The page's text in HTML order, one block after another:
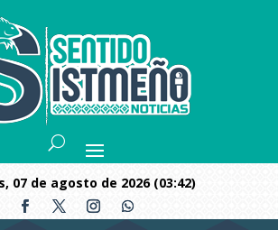
07 de agosto de 2026 (03:42)